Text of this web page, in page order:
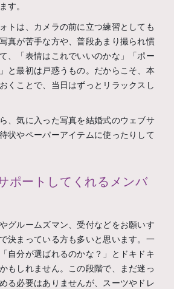
す。
トは、カメラの前に立つ練習としても
真が苦手な方や、普段あまり撮られ慣
、「表情はこれでいいのかな」「ポー
と最初は戸惑うもの。だからこそ、本
くことで、当日はずっとリラックスし
、気に入った写真を結婚式のウェブサ
状やペーパーアイテムに使ったりして
ポートしてくれるメンバ
グルームズマン、受付などをお願いす
決まっている方も多いと思います。一
自分が選ばれるのかな？」とドキドキ
もしれません。この段階で、まだ迷っ
る必要はありませんが、スーツやドレ